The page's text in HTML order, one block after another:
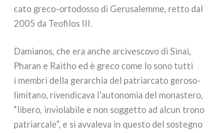
ca­to greco-ortodosso di Gerusalemme, ret­to dal
2005 da Teofilos III.
Damianos, che era anche arci­ve­sco­vo di Sinai,
Pharan e Raitho ed è gre­co come lo sono tut­ti
i mem­bri del­la gerar­chia del patriar­ca­to gero­so­
li­mi­ta­no, riven­di­ca­va l’autonomia del mona­ste­ro,
“libe­ro, invio­la­bi­le e non sog­get­to ad alcun tro­no
patriar­ca­le”, e si avva­le­va in que­sto del soste­gno